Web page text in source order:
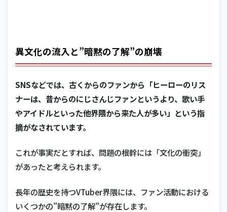
異文化の流入と”暗黙の了解”の崩壊
SNSなどでは、古くからのファンから「ヒーローのリス
ナーは、昔からのにじさんじファンというより、歌い手
やアイドルといった他界隈から来た人が多い」という指
摘がなされています。
これが事実だとすれば、問題の根幹には「文化の衝突」
があったと考えられます。
長年の歴史を持つVTuber界隈には、ファン活動における
いくつかの”暗黙の了解”が存在します。